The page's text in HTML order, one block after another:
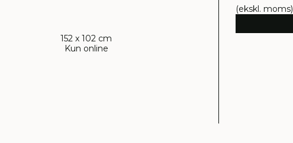
152 x 102 cm
Kun online
(ekskl. moms)